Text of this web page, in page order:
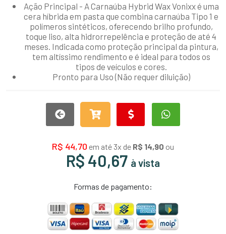
Ação Principal - A Carnaúba Hybrid Wax Vonixxé uma
cera híbrida em pasta que combina carnaúba Tipo 1 e
polímeros sintéticos, oferecendo brilho profundo,
toque liso, alta hidrorrepelência e proteção de até 4
meses. Indicada como proteção principal da pintura,
tem altíssimo rendimento e é ideal para todos os
tipos de veículos e cores.
Pronto para Uso (Não requer diluição)
R$ 44,70 em até 3x de R$ 14,90 ou
R$ 40,67 à vista
Formas de pagamento: